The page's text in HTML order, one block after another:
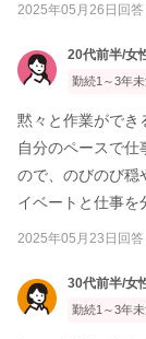
2025年05月26日回
20代前半/女
勤続1～3年
黙々と作業ができ
自分のペースで
ので、のびのび穏
イベートと仕事を
2025年05月23日回
30代前半/女
勤続1～3年